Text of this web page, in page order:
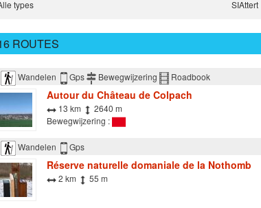
types SIAttert
ROUTES
Wandelen Gps Bewegwijzering Roadbook
Autour du Château de Colpach
13 km
2640 m
Bewegwijzering :
Wandelen Gps
Réserve naturelle domaniale de la Nothomb
2 km 55 m